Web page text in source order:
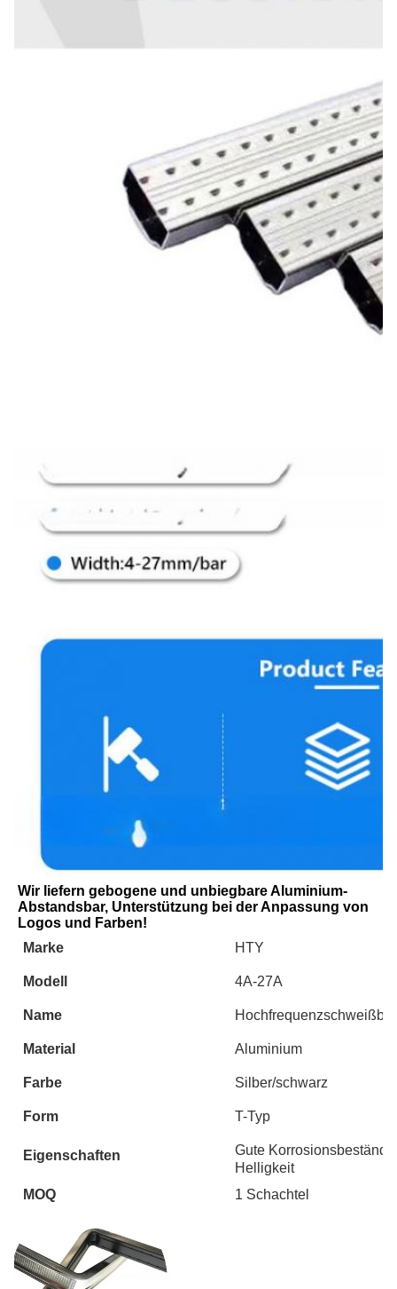
Wir liefern gebogene und unbiegbare Aluminium-
Abstandsbar, Unterstützung bei der Anpassung von
Logos und Farben!
Marke
HTY
Modell 4A-27A
Name
Material Aluminium
Farbe Silber/schwarz
Form T-Typ
Eigenschaften
Gute
Helligkeit
MOQ
1 Schachtel